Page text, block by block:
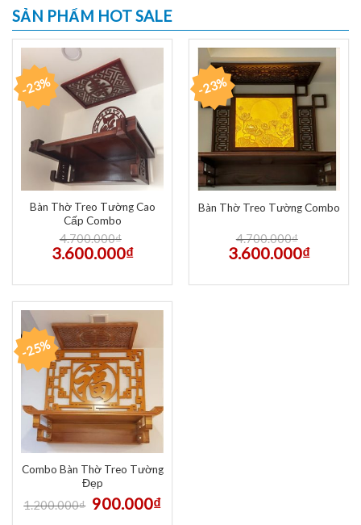
bàn thờ, Nội Thất An Sang
qua một quy trình kiểm định chất lượng nghiêm ngặt
trước khi xuất xưởng. Các sản phẩm, dịch vụ mà
chúng tôi cung cấp luôn đảm bảo: Tư vấn tận tâm,
chuẩn phong thủy – Sản phẩm chất lượng tốt – Lắp
đặt miễn phí, bảo hành dài hạn.
“Tổ Tông Công Đức Thiên Niên Thịnh – Tử Hiếu
Tôn Hiền Vạn Đại Vinh”
SẢN PHẨM HOT SALE
-23%
Bàn Thờ Treo Tường Cao
Cấp Combo
4.700.000₫
3.600.000₫
-23%
Bàn Thờ Treo Tường Combo
4.700.000₫
3.600.000₫
-25%
Combo Bàn Thờ Treo Tường
Đẹp
1.200.000₫ 900.000₫